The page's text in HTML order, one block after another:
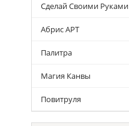
Сделай Своими Руками
Абрис АРТ
Палитра
Магия Канвы
Повитруля